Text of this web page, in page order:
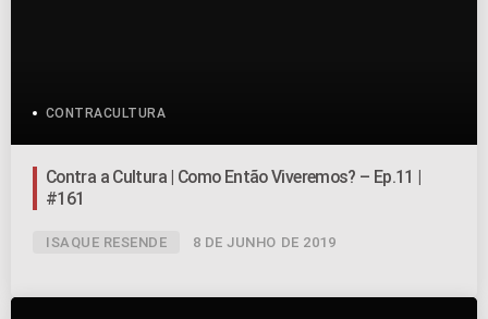
CONTRACULTURA
Contra a Cultura | Como Então Viveremos? – Ep.11 |
#161
ISAQUE RESENDE 8 DE JUNHO DE 2019